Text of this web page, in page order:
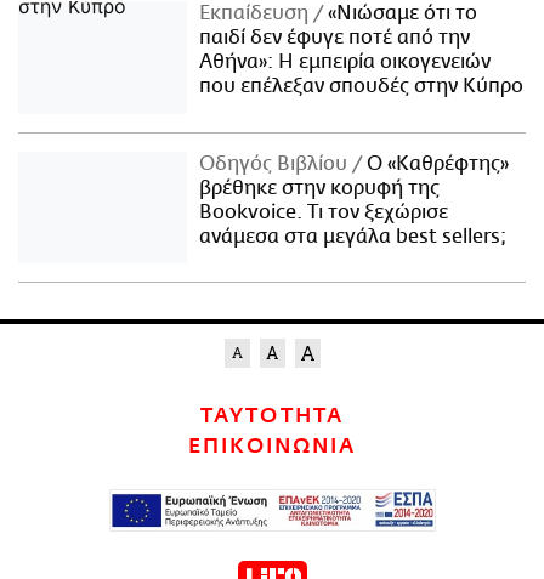
Εκπαίδευση
«Νιώσαμε ότι το
παιδί δεν έφυγε ποτέ από την
Αθήνα»: Η εμπειρία οικογενειών
που επέλεξαν σπουδές στην Κύπρο
Οδηγός Βιβλίου
Ο «Καθρέφτης»
βρέθηκε στην κορυφή της
Bookvoice. Τι τον ξεχώρισε
ανάμεσα στα μεγάλα best sellers;
ΤΑΥΤΟΤΗΤΑ
ΕΠΙΚΟΙΝΩΝΙΑ